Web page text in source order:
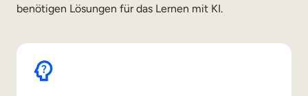
benötigen Lösungen für das Lernen mit KI.